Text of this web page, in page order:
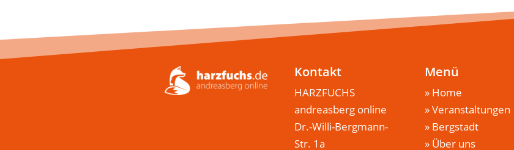
Kontakt
HARZFUCHS
andreasberg online
Dr.-Willi-Bergmann-
Str. 1a
Menü
» Home
»Veranstaltungen
» Bergstadt
» Über uns